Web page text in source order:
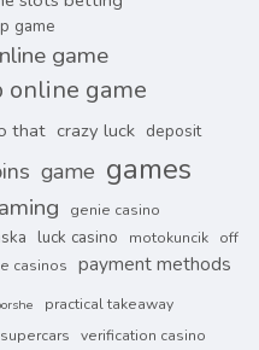
game
game
online game
that crazy luck deposit
game games
genie casino
luck casino motokuncik
off
casinos payment methods
practical takeaway
supercars
verification casino